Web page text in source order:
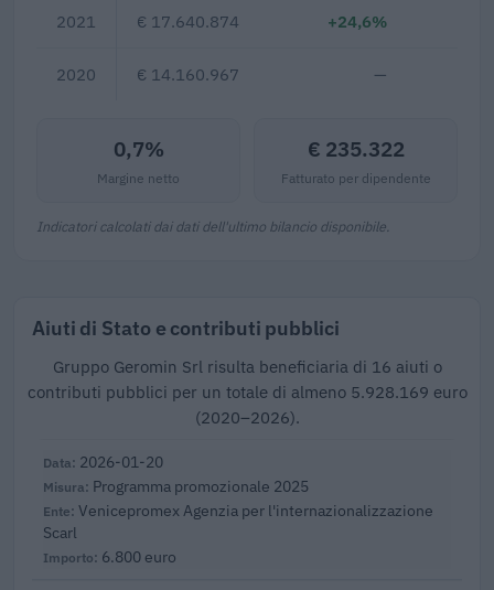
2021 € 17.640.874 +24,6%
2020 € 14.160.967 —
0,7%
Margine netto
€ 235.322
Fatturato per dipendente
Indicatori calcolati dai dati dell'ultimo bilancio disponibile.
Aiuti di Stato e contributi pubblici
Gruppo Geromin Srl risulta beneficiaria di 16 aiuti o
contributi pubblici per un totale di almeno 5.928.169 euro
(2020–2026).
2026-01-20
Programma promozionale 2025
Venicepromex Agenzia per l'internazionalizzazione
Scarl
6.800 euro